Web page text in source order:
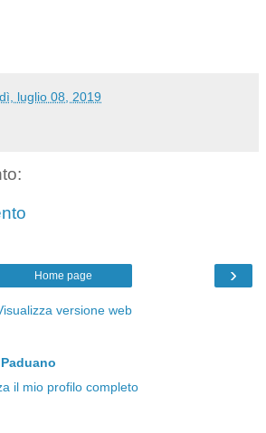
luglio 08, 2019
›
Home page
versione web
il mio profilo completo